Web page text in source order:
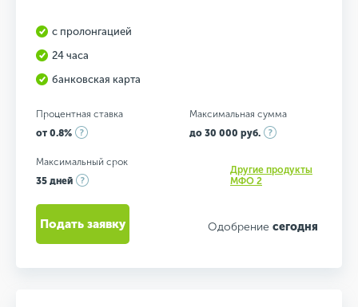
с пролонгацией
24 часа
банковская карта
Процентная ставка
от 0.8%
Максимальная сумма
до 30 000 руб.
Максимальный срок
35 дней
Другие продукты
МФО 2
Одобрение сегодня
Подать заявку